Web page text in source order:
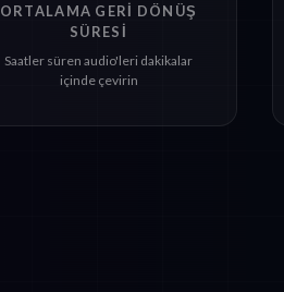
ORTALAMA GERI DÖNÜŞ
SÜRESI
Saatler süren audio'leri dakikalar
içinde çevirin